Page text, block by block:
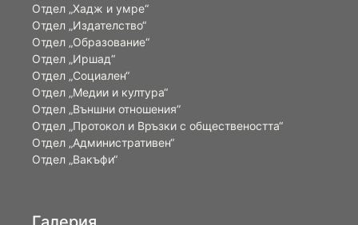
Отдел „Хадж и умре“
Отдел „Издателство“
Отдел „Образование“
Отдел „Иршад“
Отдел „Социален“
Отдел „Медии и култура“
Отдел „Външни отношения”
Oтдел „Протокол и Връзки с обществеността“
Отдел „Административен“
Отдел „Вакъфи“